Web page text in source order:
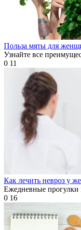
Польза мяты для
Узнайте все
0 11
Как лечить невроз у
Ежедневные прогулки
0 16